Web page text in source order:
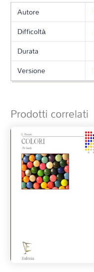
Autore
Difficoltà
Durata
Versione
Prodotti correlati